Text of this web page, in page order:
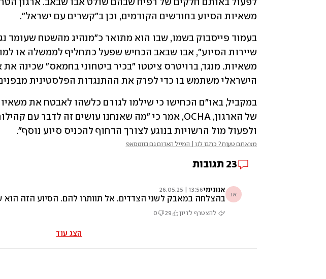
משאיות הסיוע בחודשים הקודמים, וכן ב"קשרים עם ישראל".
הישראלי משתמש בו כדי לפרק את ההתנגדות הפלסטינית
ולפעול מול הרשויות בנוגע לצורך הדחוף להכניס סיוע נוסף".
מצאתם טעות? כתבו לנו | המייל האדום גם בווטסאפ
23 תגובות
אנ אנונימי13:56 | 26.05.25
בהצלחה במאבק לשני הצדדים. אל תוותרו להם. הסיוע הזה
להצטרף לדיון 29
0
הצג עוד